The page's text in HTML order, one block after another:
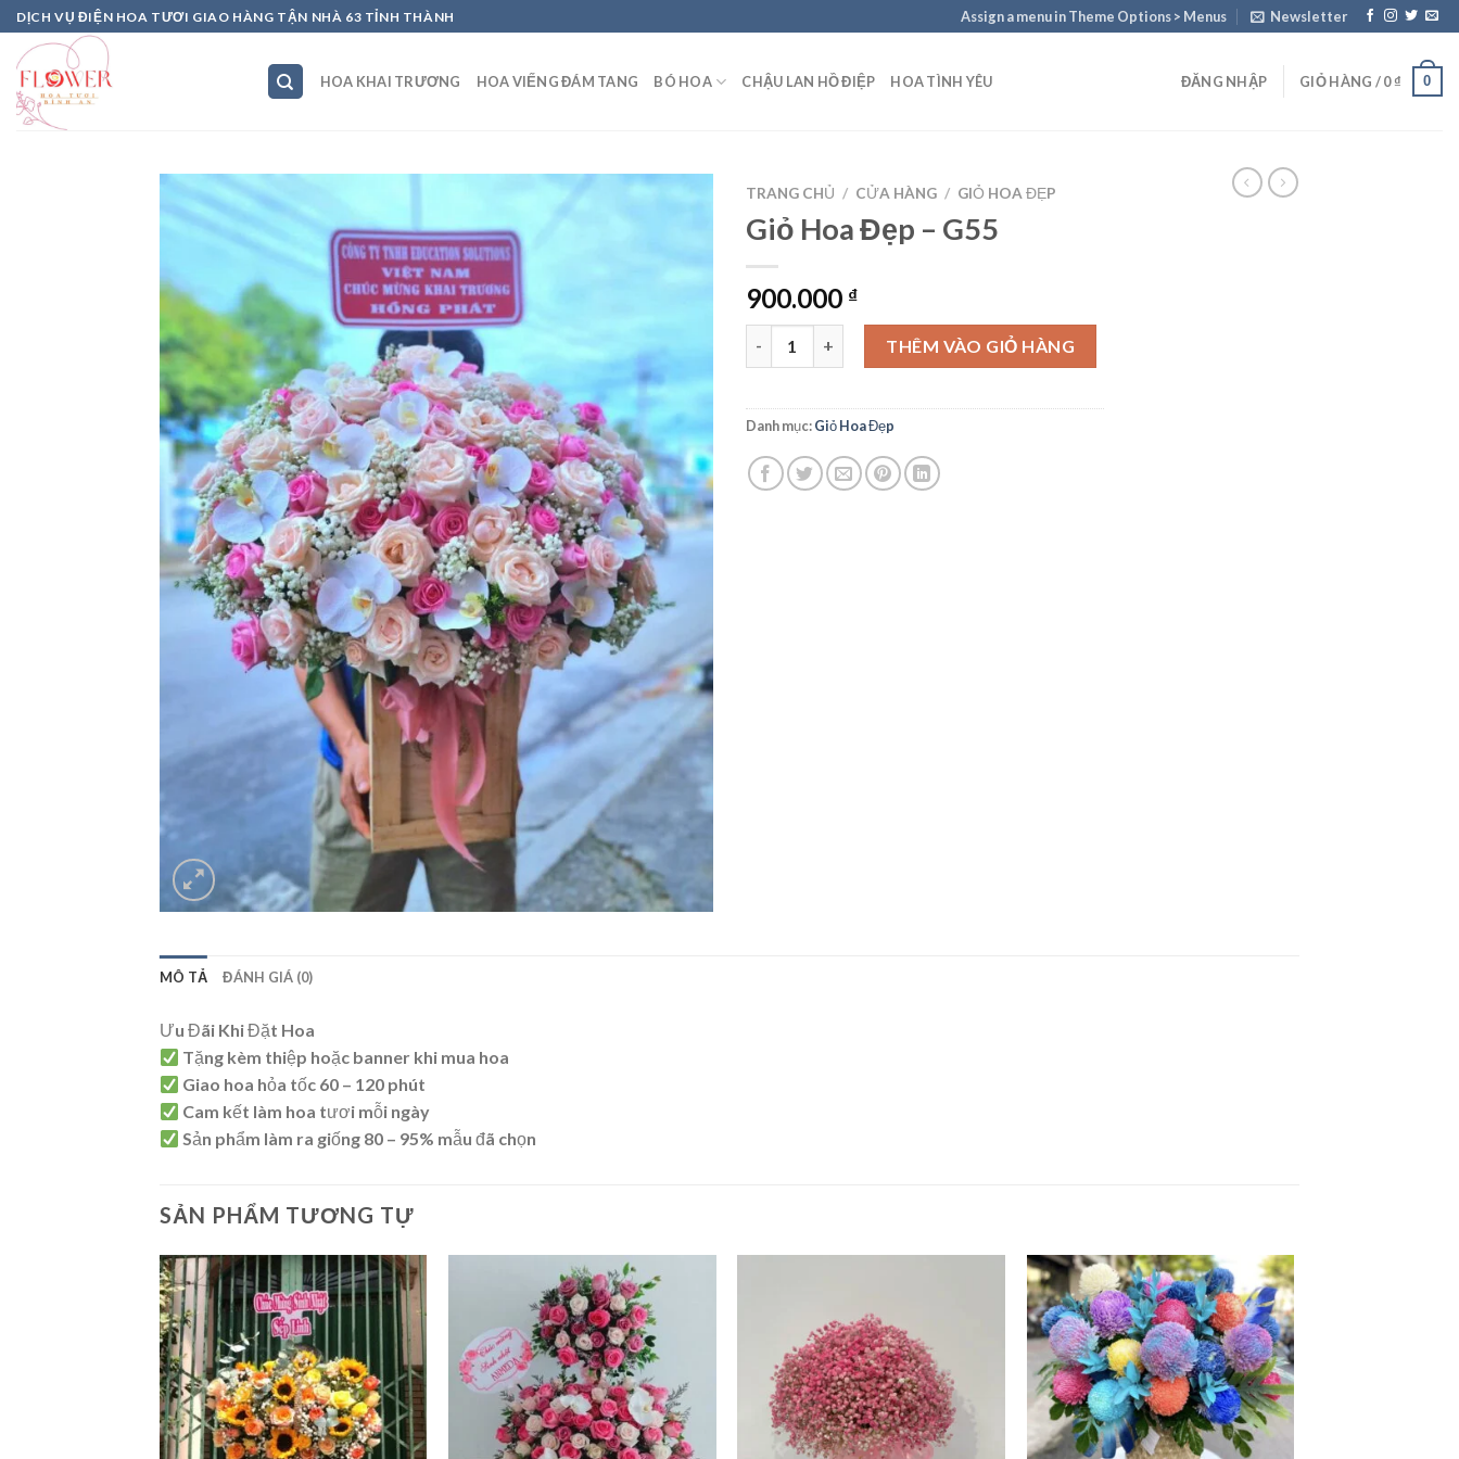
Skip
to
content
DỊCH VỤ ĐIỆN HOA TƯƠI GIAO HÀNG TẬN NHÀ 63 TỈNH THÀNH Assign a menu in Theme Options > Menus Newsletter
HOA KHAI TRƯƠNG HOA VIẾNG ĐÁM TANG BÓ HOA CHẬU LAN HỒ ĐIỆP HOA TÌNH YÊU ĐĂNG NHẬP GIỎ HÀNG /0₫ 0
TRANG CHỦ / CỬA HÀNG / GIỎ HOA ĐẸP
Giỏ Hoa Đẹp – G55
900.000 ₫
Giỏ Hoa Đẹp – G55 số lượngTHÊM VÀO GIỎ HÀNG
Danh mục:Giỏ Hoa Đẹp
MÔ TẢ ĐÁNH GIÁ (0)
Ưu Đãi Khi Đặt Hoa
Tặng kèm thiệp hoặc banner khi mua hoa
Giao hoa hỏa tốc 60 – 120 phút
Cam kết làm hoa tươi mỗi ngày
Sản phẩm làm ra giống 80 – 95% mẫu đã chọn
SẢN PHẨM TƯƠNG TỰ